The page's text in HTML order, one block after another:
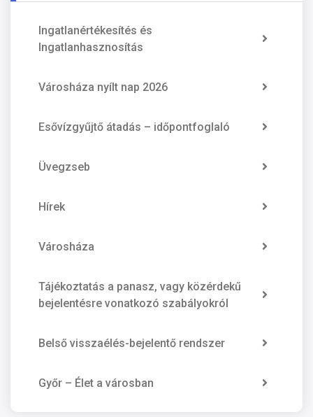
Ingatlanértékesítés és
Ingatlanhasznosítás
Városháza nyílt nap 2026
Esővízgyűjtő átadás – időpontfoglaló
Üvegzseb
Hírek
Városháza
Tájékoztatás a panasz, vagy közérdekű
bejelentésre vonatkozó szabályokról
Belső visszaélés-bejelentő rendszer
Győr – Élet a városban